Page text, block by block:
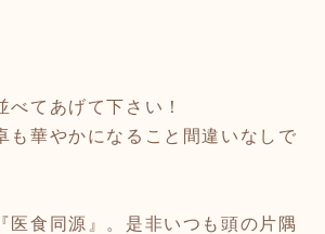
べてあげて下さい！
も華やかになること間違いなしで
医食同源』。是非いつも頭の片隅